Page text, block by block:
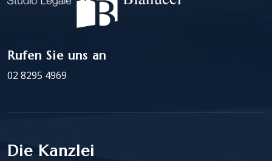
Rufen Sie uns an
02 8295 4969
Die Kanzlei